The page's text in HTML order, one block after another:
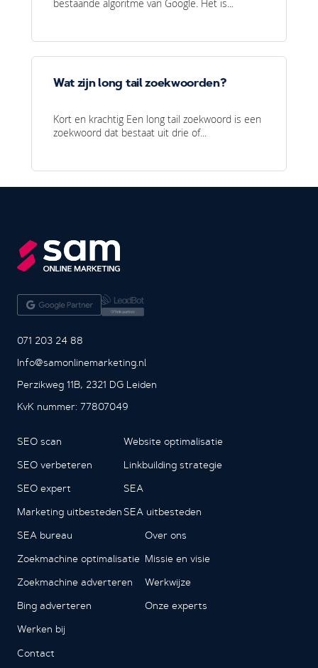
bestaande algoritme van Google. Het is...
Wat zijn long tail zoekwoorden?
Kort en krachtig Een long tail zoekwoord is een
zoekwoord dat bestaat uit drie of...
071 203 24 88
Info@samonlinemarketing.nl
Perzikweg 11B, 2321 DG Leiden
KvK nummer: 77807049
SEO scan
SEO verbeteren
SEO expert
Marketing uitbesteden
Website optimalisatie
Linkbuilding strategie
SEA
SEA uitbesteden
SEA bureau
Zoekmachine optimalisatie
Zoekmachine adverteren
Bing adverteren
Over ons
Missie en visie
Werkwijze
Onze experts
Werken bij
Contact